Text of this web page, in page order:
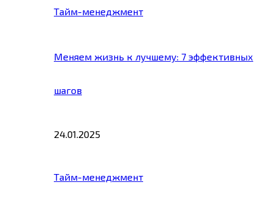
Тайм-менеджмент
Меняем жизнь к лучшему: 7 эффективных
шагов
24.01.2025
Тайм-менеджмент